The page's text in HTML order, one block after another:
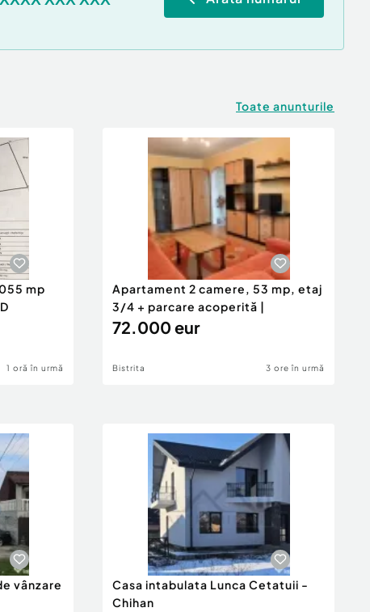
Toate anunturile
mp
1 oră în urmă
Apartament 2 camere, 53 mp, etaj
3/4 + parcare acoperită |
72.000 eur
Bistrita 3 ore în urmă
vânzare
Casa intabulata Lunca Cetatuii -
Chihan